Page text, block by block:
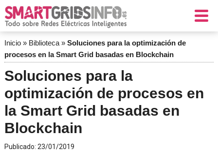
Inicio» Biblioteca» Soluciones para la optimización de
procesos en la Smart Grid basadas en Blockchain
Soluciones para la
optimización de procesos en
la Smart Grid basadas en
Blockchain
Publicado: 23/01/2019